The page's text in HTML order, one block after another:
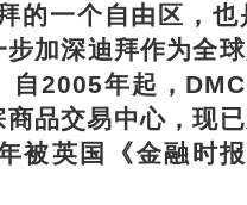
的一个自由区，
加深迪拜作为全
自2005年起，
品交易中心，现
被英国《金融时